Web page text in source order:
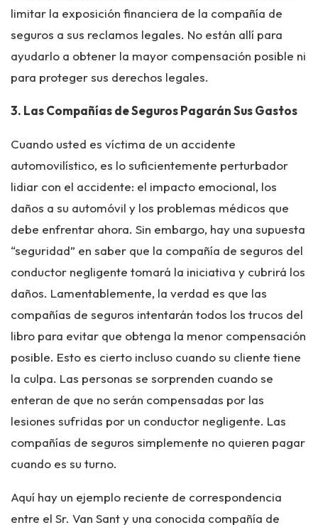
limitar la exposición financiera de la compañía de
seguros a sus reclamos legales. No están allí para
ayudarlo a obtener la mayor compensación posible ni
para proteger sus derechos legales.
3. Las Compañías de Seguros Pagarán Sus Gastos
Cuando usted es víctima de un accidente
automovilístico, es lo suficientemente perturbador
lidiar con el accidente: el impacto emocional, los
daños a su automóvil y los problemas médicos que
debe enfrentar ahora. Sin embargo, hay una supuesta
“seguridad” en saber que la compañía de seguros del
conductor negligente tomará la iniciativa y cubrirá los
daños. Lamentablemente, la verdad es que las
compañías de seguros intentarán todos los trucos del
libro para evitar que obtenga la menor compensación
posible. Esto es cierto incluso cuando su cliente tiene
la culpa. Las personas se sorprenden cuando se
enteran de que no serán compensadas por las
lesiones sufridas por un conductor negligente. Las
compañías de seguros simplemente no quieren pagar
cuando es su turno.
Aquí hay un ejemplo reciente de correspondencia
entre el Sr. Van Sant y una conocida compañía de